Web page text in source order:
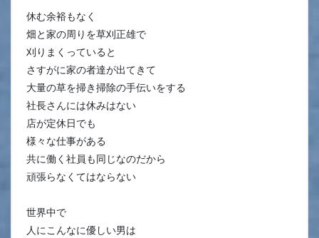
休む余裕もなく
畑と家の周りを草刈正雄で
刈りまくっていると
さすがに家の者達が出てきて
大量の草を掃き掃除の手伝いをする
社長さんには休みはない
店が定休日でも
様々な仕事がある
共に働く社員も同じなのだから
頑張らなくてはならない
世界中で
人にこんなに優しい男は